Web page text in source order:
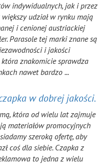
indywidualnych, jak i przez
większy udział w rynku mają
i cenionej austriackiej
Parasole tej marki znane są
i jakości
znakomicie sprawdza
nawet bardzo ...
w dobrej jakości.
która od wielu lat zajmuje
materiałów promocyjnych
szeroką ofertę, aby
coś dla siebie. Czapka z
to jedna z wielu